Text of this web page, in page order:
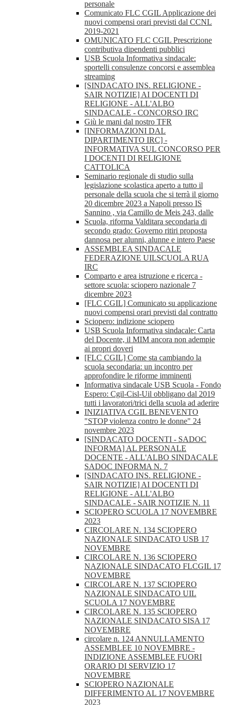
personale
Comunicato FLC CGIL Applicazione dei
nuovi compensi orari previsti dal CCNL
2019-2021
OMUNICATO FLC CGIL Prescrizione
contributiva dipendenti pubblici
USB Scuola Informativa sindacale:
sportelli consulenze concorsi e assemblea
streaming
[SINDACATO INS. RELIGIONE -
SAIR NOTIZIE] AI DOCENTI DI
RELIGIONE - ALL'ALBO
SINDACALE - CONCORSO IRC
Giù le mani dal nostro TFR
[INFORMAZIONI DAL
DIPARTIMENTO IRC] -
INFORMATIVA SUL CONCORSO PER
I DOCENTI DI RELIGIONE
CATTOLICA
Seminario regionale di studio sulla
legislazione scolastica aperto a tutto il
personale della scuola che si terrà il giorno
20 dicembre 2023 a Napoli presso IS
Sannino , via Camillo de Meis 243, dalle
Scuola, riforma Valditara secondaria di
secondo grado: Governo ritiri proposta
dannosa per alunni, alunne e intero Paese
ASSEMBLEA SINDACALE
FEDERAZIONE UILSCUOLA RUA
IRC
Comparto e area istruzione e ricerca -
settore scuola: sciopero nazionale 7
dicembre 2023
[FLC CGIL] Comunicato su applicazione
nuovi compensi orari previsti dal contratto
Sciopero: indizione sciopero
USB Scuola Informativa sindacale: Carta
del Docente, il MIM ancora non adempie
ai propri doveri
[FLC CGIL] Come sta cambiando la
scuola secondaria: un incontro per
approfondire le riforme imminenti
Informativa sindacale USB Scuola - Fondo
Espero: Cgil-Cisl-Uil obbligano dal 2019
tutti i lavoratori/trici della scuola ad aderire
INIZIATIVA CGIL BENEVENTO
"STOP violenza contro le donne" 24
novembre 2023
[SINDACATO DOCENTI - SADOC
INFORMA] AL PERSONALE
DOCENTE - ALL'ALBO SINDACALE
SADOC INFORMA N. 7
[SINDACATO INS. RELIGIONE -
SAIR NOTIZIE] AI DOCENTI DI
RELIGIONE - ALL'ALBO
SINDACALE - SAIR NOTIZIE N. 11
SCIOPERO SCUOLA 17 NOVEMBRE
2023
CIRCOLARE N. 134 SCIOPERO
NAZIONALE SINDACATO USB 17
NOVEMBRE
CIRCOLARE N. 136 SCIOPERO
NAZIONALE SINDACATO FLCGIL 17
NOVEMBRE
CIRCOLARE N. 137 SCIOPERO
NAZIONALE SINDACATO UIL
SCUOLA 17 NOVEMBRE
CIRCOLARE N. 135 SCIOPERO
NAZIONALE SINDACATO SISA 17
NOVEMBRE
circolare n. 124 ANNULLAMENTO
ASSEMBLEE 10 NOVEMBRE -
INDIZIONE ASSEMBLEE FUORI
ORARIO DI SERVIZIO 17
NOVEMBRE
SCIOPERO NAZIONALE
DIFFERIMENTO AL 17 NOVEMBRE
2023